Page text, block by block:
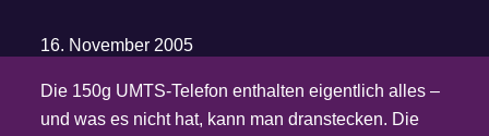
16. November 2005
Die 150g UMTS-Telefon enthalten eigentlich alles –
und was es nicht hat, kann man dranstecken. Die